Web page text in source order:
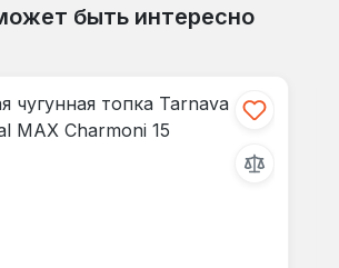
быть интересно